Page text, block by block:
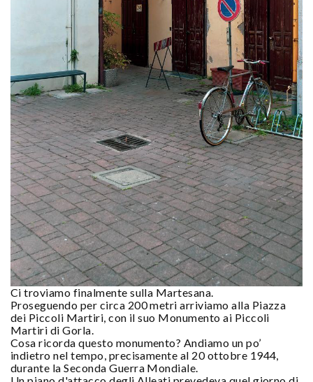
Ci troviamo finalmente sulla Martesana.
Proseguendo per circa 200 metri arriviamo alla Piazza
dei Piccoli Martiri, con il suo Monumento ai Piccoli
Martiri di Gorla.
Cosa ricorda questo monumento? Andiamo un po’
indietro nel tempo, precisamente al 20 ottobre 1944,
durante la Seconda Guerra Mondiale.